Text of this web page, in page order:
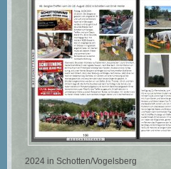
2024 in Schotten/Vogelsberg